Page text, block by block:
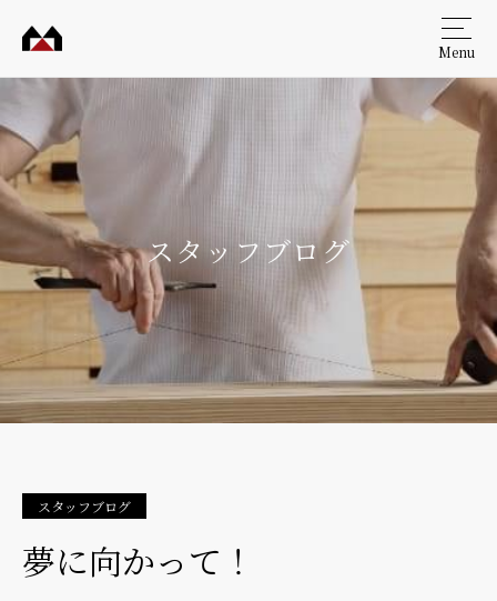
工務
Menu
スタッフブログ
スタッフブログ
夢に向かって！